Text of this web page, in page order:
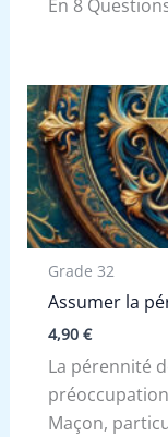
En 8
Grade 32
Assumer la
4,90 €
La pérennité
Maçon,